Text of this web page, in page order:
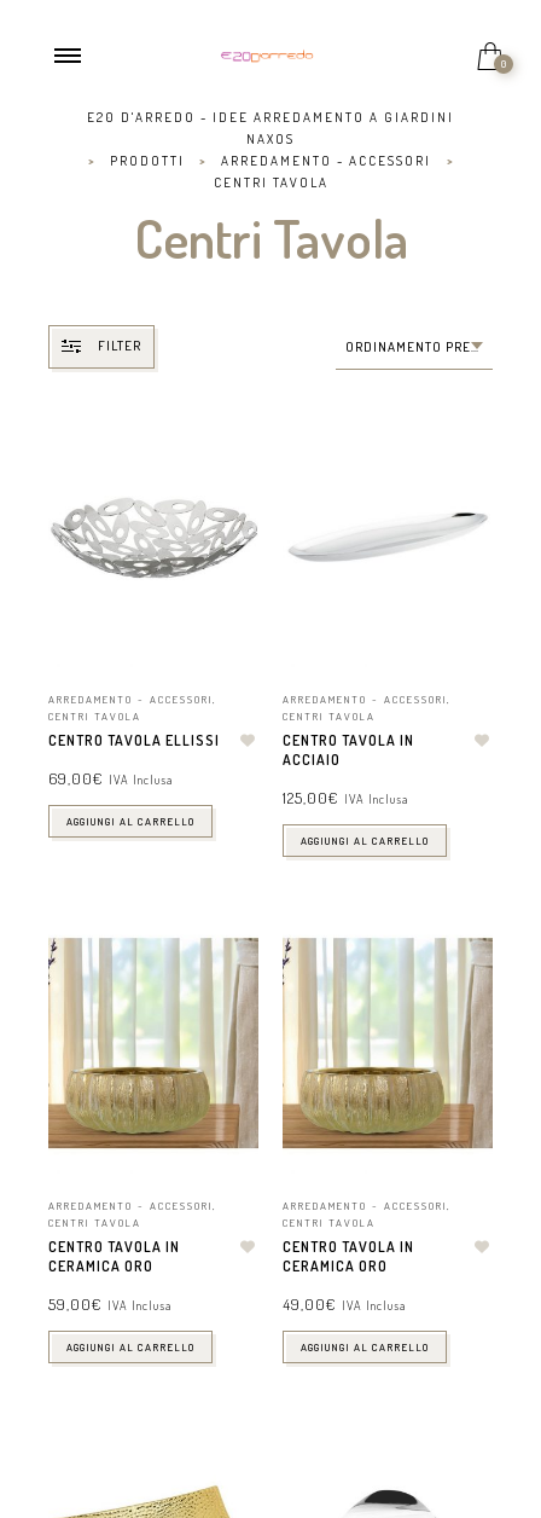
0
E20 D'ARREDO - IDEE ARREDAMENTO A GIARDINI
NAXOS
>
PRODOTTI > ARREDAMENTO - ACCESSORI
>
CENTRI TAVOLA
Centri Tavola
FILTER ORDINAMENTO PREDEFINITO
ARREDAMENTO - ACCESSORI
CENTRI TAVOLA
CENTRO TAVOLA ELLISSI
69,00€ IVA Inclusa
AGGIUNGI AL CARRELLO
ARREDAMENTO - ACCESSORI
CENTRI TAVOLA
CENTRO TAVOLA IN
ACCIAIO
125,00€ IVA Inclusa
AGGIUNGI AL CARRELLO
ARREDAMENTO - ACCESSORI
CENTRI TAVOLA
CENTRO TAVOLA IN
CERAMICA ORO
59,00€ IVA Inclusa
AGGIUNGI AL CARRELLO
ARREDAMENTO - ACCESSORI
CENTRI TAVOLA
CENTRO TAVOLA IN
CERAMICA ORO
49,00€ IVA Inclusa
AGGIUNGI AL CARRELLO